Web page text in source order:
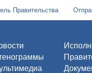
Правительства